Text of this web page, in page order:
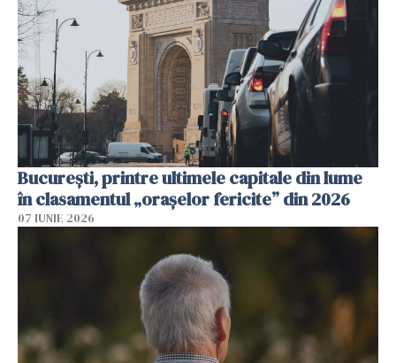
București, printre ultimele capitale din lume
în clasamentul „orașelor fericite” din 2026
07 IUNIE 2026